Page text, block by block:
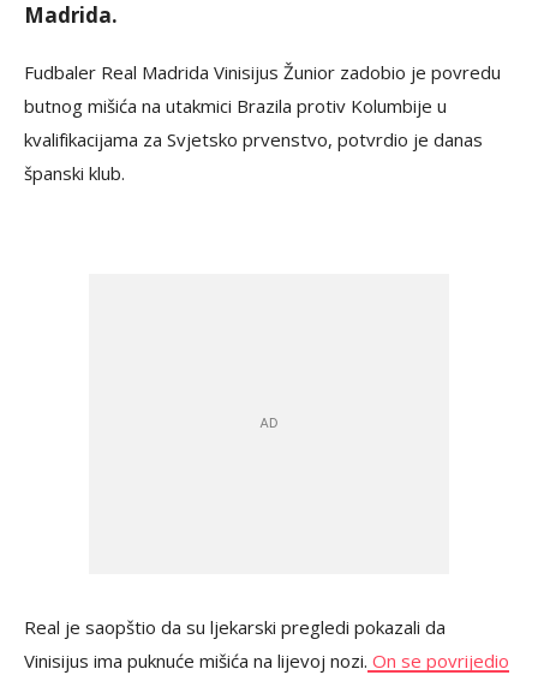
Madrida.
Fudbaler Real Madrida Vinisijus Žunior zadobio je povredu
butnog mišića na utakmici Brazila protiv Kolumbije u
kvalifikacijama za Svjetsko prvenstvo, potvrdio je danas
španski klub.
Real je saopštio da su ljekarski pregledi pokazali da
Vinisijus ima puknuće mišića na lijevoj nozi. On se povrijedio